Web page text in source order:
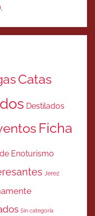
.
Catas
Destilados
Ficha
Enoturismo
Jerez
Sin categoría